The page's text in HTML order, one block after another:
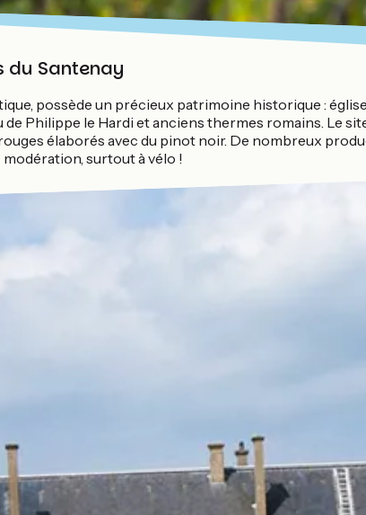
du Santenay
possède un précieux patrimoine historique :
de Philippe le Hardi et anciens thermes romains. Le
rouges élaborés avec du pinot noir. De nombreux
modération, surtout à vélo !​​​